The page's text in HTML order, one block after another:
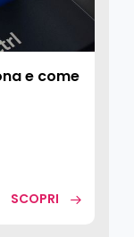
e come
SCOPRI